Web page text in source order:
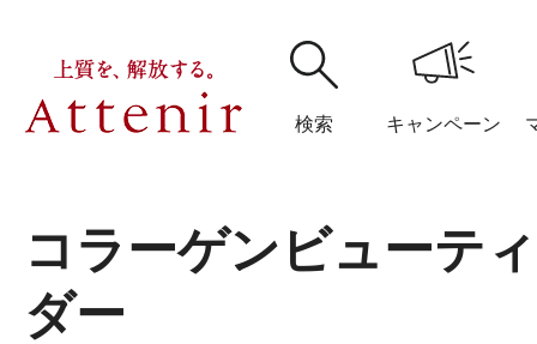
検索 キャンペーン
購入履歴 閲覧履
コラーゲンビューテ
ダー